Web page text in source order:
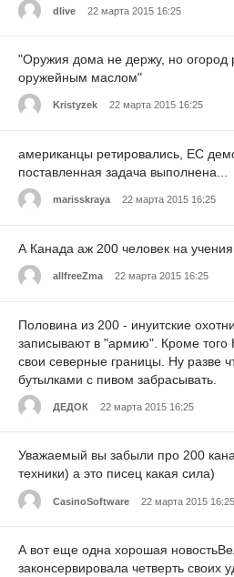
dlive 22 марта 2015 16:25
"Оружия дома не держу, но огород
оружейным маслом"
Kristyzek 22 марта 2015 16:25
американцы ретировались, ЕС
поставленная задача выполнена...
marisskraya 22 марта 2015 16:25
А Канада аж 200 человек на
allfreeZma 22 марта 2015 16:25
Половина из 200 - инуитские
записывают в "армию". Кроме того
свои северные границы. Ну разве
бутылками с пивом забрасывать.
ДЕДОК 22 марта 2015 16:25
Уважаемый вы забыли про 200
техники) а это писец какая сила)
CasinoSoftware 22 марта 2015 16:25
А вот еще одна хорошая
законсервировала четверть своих